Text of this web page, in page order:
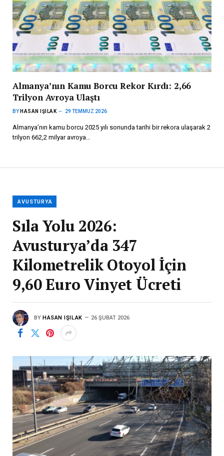
Almanya’nın Kamu Borcu Rekor Kırdı: 2,66
Trilyon Avroya Ulaştı
BY HASAN IŞILAK 29 TEMMUZ 2026
Almanya’nın kamu borcu 2025 yılı sonunda tarihi bir rekora ulaşarak 2
trilyon 662,2 milyar avroya…
AVUSTURYA
Sıla Yolu 2026:
Avusturya’da 347
Kilometrelik Otoyol İçin
9,60 Euro Vinyet Ücreti
BY HASAN IŞILAK 26 ŞUBAT 2026